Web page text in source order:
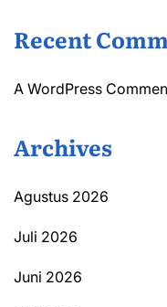
Recent
A WordPress
Archives
Agustus 2026
Juli 2026
Juni 2026